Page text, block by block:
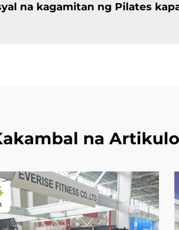
na kagamitan ng Pilates
na Artikulo